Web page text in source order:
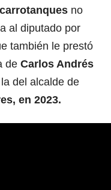
carrotanques no
al diputado por
también le prestó
de Carlos Andrés
del alcalde de
en 2023.